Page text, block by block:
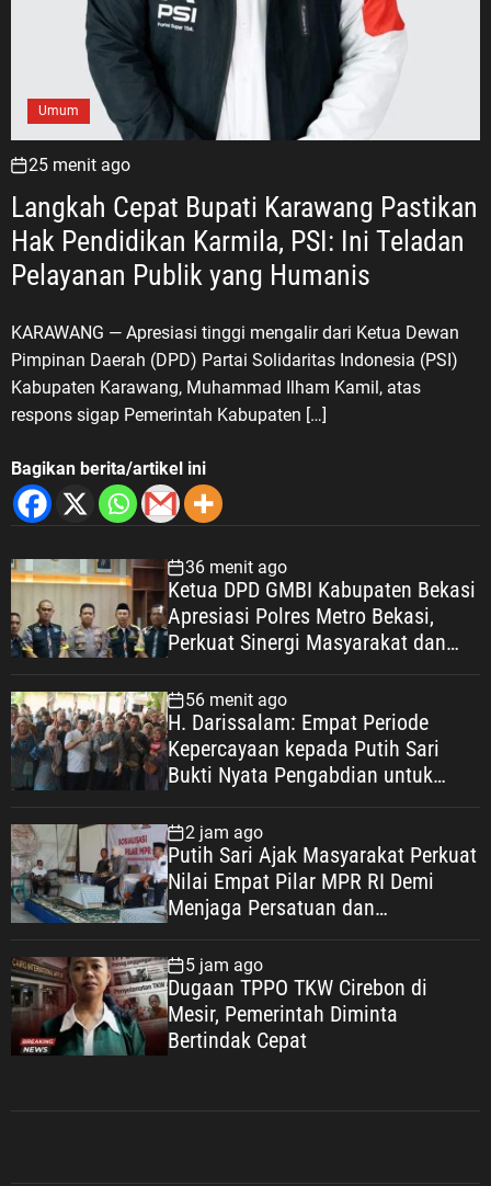
Umum
25 menit ago
Langkah Cepat Bupati Karawang Pastikan
Hak Pendidikan Karmila, PSI: Ini Teladan
Pelayanan Publik yang Humanis
KARAWANG — Apresiasi tinggi mengalir dari Ketua Dewan
Pimpinan Daerah (DPD) Partai Solidaritas Indonesia (PSI)
Kabupaten Karawang, Muhammad Ilham Kamil, atas
respons sigap Pemerintah Kabupaten […]
Bagikan berita/artikel ini
36 menit ago
Ketua DPD GMBI Kabupaten Bekasi
Apresiasi Polres Metro Bekasi,
Perkuat Sinergi Masyarakat dan
Kondusif
56 menit ago
H. Darissalam: Empat Periode
Kepercayaan kepada Putih Sari
Bukti Nyata Pengabdian untuk
2 jam ago
Putih Sari Ajak Masyarakat Perkuat
Nilai Empat Pilar MPR RI Demi
Menjaga Persatuan dan
5 jam ago
Dugaan TPPO TKW Cirebon di
Mesir, Pemerintah Diminta
Bertindak Cepat